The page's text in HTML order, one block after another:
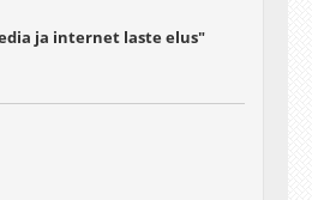
ja internet laste elus"